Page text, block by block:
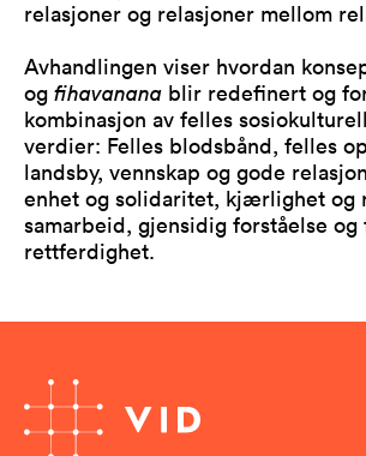
relasjoner og relasjoner mellom
Avhandlingen viser hvordan
og fihavanana blir redefinert og
kombinasjon av felles
verdier: Felles blodsbånd, felles
landsby, vennskap og gode
enhet og solidaritet, kjærlighet og
samarbeid, gjensidig forståelse og
rettferdighet.